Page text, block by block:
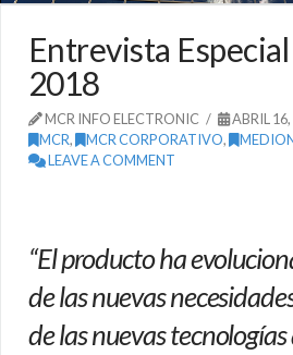
Entrevista
2018
MCR INFO ELECTRONIC
ABRIL
MCR, MCR CORPORATIVO,
LEAVE A COMMENT
“El producto ha
de las nuevas
de lasnuevas